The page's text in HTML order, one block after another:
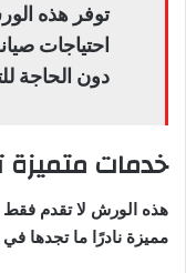
توفر هذه
احتياجات
دون الحاجة
خدمات متميزة
هذه الورش لا تقدم فقط
مميزة نادرًا ما تجدها